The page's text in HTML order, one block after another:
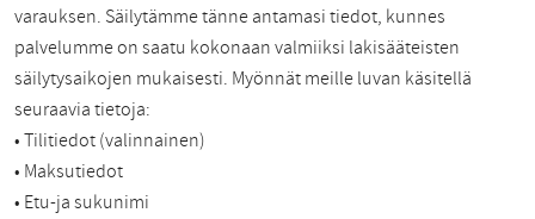
varauksen. Säilytämme tänne antamasi tiedot, kunnes
palvelumme on saatu kokonaan valmiiksi lakisääteisten
säilytysaikojen mukaisesti. Myönnät meille luvan käsitellä
seuraavia tietoja:
• Tilitiedot (valinnainen)
• Maksutiedot
• Etu-ja sukunimi